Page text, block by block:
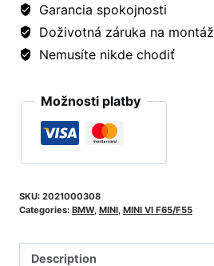
Garancia spokojnosti
Doživotná záruka na montáž
Nemusíte nikde chodiť
Možnosti platby
SKU: 2021000308
Categories: BMW, MINI MINI VI F65/F55
Description